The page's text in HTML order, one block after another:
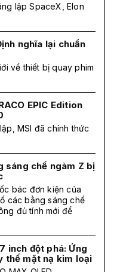
lập SpaceX, Elon
nghĩa lại chuẩn
về thiết bị quay phim
EPIC Edition
MSI đã chính thức
sáng chế ngàm Z bị
bác đơn kiện của
các bằng sáng chế
đủ tính mới để
inch đột phá: Ứng
thế mặt nạ kim loại